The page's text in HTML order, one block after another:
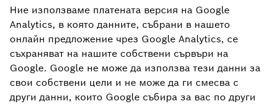
Ние използваме платената версия на Google
Analytics, в която данните, събрани в нашето
онлайн предложение чрез Google Analytics, се
съхраняват на нашите собствени сървъри на
Google. Google не може да използва тези данни за
свои собствени цели и не може да ги смесва с
други данни, които Google събира за вас по други